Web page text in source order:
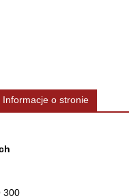
Informacje o stronie
300